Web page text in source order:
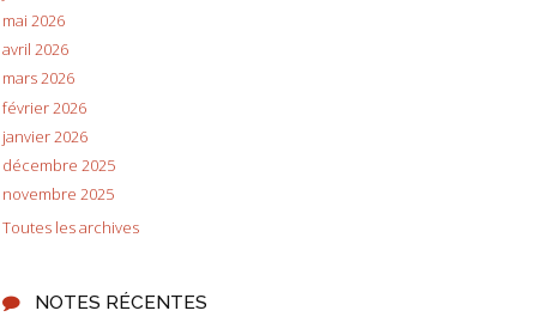
mai 2026
avril 2026
mars 2026
février 2026
janvier 2026
décembre 2025
novembre 2025
Toutes les archives
NOTES RÉCENTES